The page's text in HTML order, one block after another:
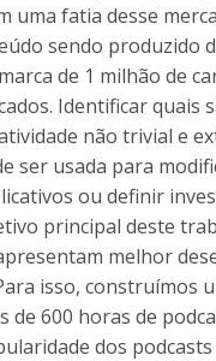
uma fatia desse
sendo produzido
de 1 milhão de
Identificar quais
não trivial e
ser usada para
ou definir
principal deste
melhor
isso, construímos
de 600 horas de
dos